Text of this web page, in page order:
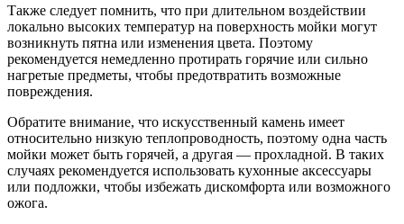
Также следует помнить, что при длительном воздействии
локально высоких температур на поверхность мойки могут
возникнуть пятна или изменения цвета. Поэтому
рекомендуется немедленно протирать горячие или сильно
нагретые предметы, чтобы предотвратить возможные
повреждения.
Обратите внимание, что искусственный камень имеет
относительно низкую теплопроводность, поэтому одна часть
мойки может быть горячей, а другая — прохладной. В таких
случаях рекомендуется использовать кухонные аксессуары
или подложки, чтобы избежать дискомфорта или возможного
ожога.